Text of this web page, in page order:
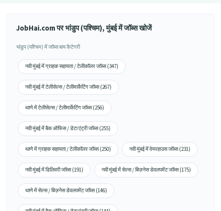
JobHai.com पर भांडुप (पश्चिम), मुंबई में जॉब्स खोजें
भांडुप (पश्चिम) में जॉब्स बाय कैटेगरी
नवी मुंबई में ग्राहक सहायता / टेलीकॉलर जॉब्स (347)
नवी मुंबई में टेलीसेल्स / टेलीमार्केटिंग जॉब्स (267)
थाणे में टेलीसेल्स / टेलीमार्केटिंग जॉब्स (256)
नवी मुंबई में बैक ऑफिस / डेटा एंट्री जॉब्स (255)
थाणे में ग्राहक सहायता / टेलीकॉलर जॉब्स (250) नवी मुंबई में वेयरहाउस जॉब्स (231)
नवी मुंबई में डिलिवरी जॉब्स (191) नवी मुंबई में सेल्स / बिज़नेस डेवलपमेंट जॉब्स (175)
थाणे में सेल्स / बिज़नेस डेवलपमेंट जॉब्स (146)